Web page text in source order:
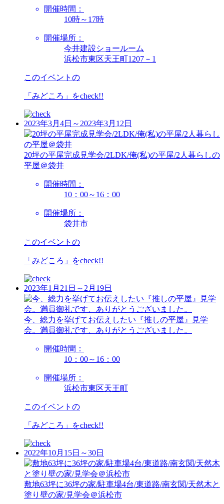
開催時間：
10時～17時
開催場所：
今井建設ショールーム
浜松市東区天王町1207－1
このイベントの
「みどころ」をcheck!!
2023年3月4日～2023年3月12日
20坪の平屋完成見学会/2LDK/俺(私)の平屋/2人暮らしの
平屋＠袋井
開催時間：
10：00～16：00
開催場所：
袋井市
このイベントの
「みどころ」をcheck!!
2023年1月21日～2月19日
今、総力を挙げてお伝えしたい『推しの平屋』見学
会。満員御礼です、ありがとうございました。
開催時間：
10：00～16：00
開催場所：
浜松市東区天王町
このイベントの
「みどころ」をcheck!!
2022年10月15日～30日
敷地63坪に36坪の家/駐車場4台/東道路/南玄関/天然木と
塗り壁の家/見学会＠浜松市